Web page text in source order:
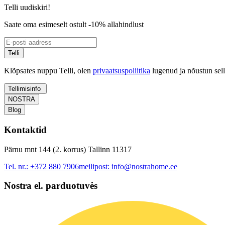
Telli uudiskiri!
Saate oma esimeselt ostult -10% allahindlust
Telli
Klõpsates nuppu Telli, olen privaatsuspoliitika lugenud ja nõustun
Tellimisinfo
NOSTRA
Blog
Kontaktid
Pärnu mnt 144 (2. korrus) Tallinn 11317
Tel. nr.: +372 880 7906meilipost: info@nostrahome.ee
Nostra el. parduotuvės